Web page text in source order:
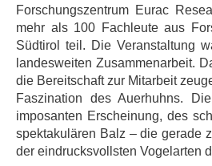
Forschungszentrum Eurac
mehr als 100 Fachleute aus
Südtirol teil. Die Veranstaltung
landesweiten Zusammenarbeit.
die Bereitschaft zur Mitarbeit
Faszination des Auerhuhns.
imposanten Erscheinung, des
spektakulären Balz – die gerade
der eindrucksvollsten Vogelarten